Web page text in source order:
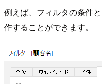
例えば、フィルタの条件
作することができます。